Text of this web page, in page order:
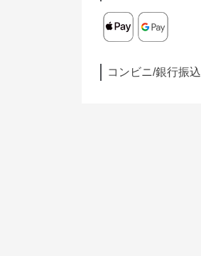
コンビニ/銀行振込